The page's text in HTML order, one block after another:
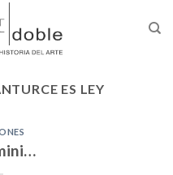
ES LEY